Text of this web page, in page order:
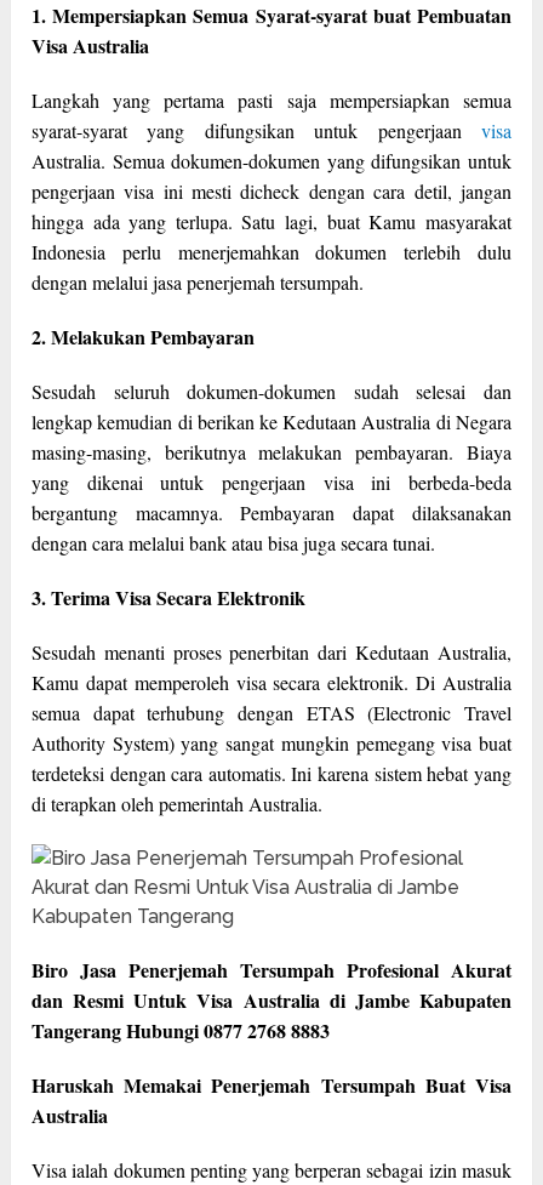
1. Mempersiapkan Semua Syarat-syarat buat Pembuatan
Visa Australia
Langkah yang pertama pasti saja mempersiapkan semua
syarat-syarat yang difungsikan untuk pengerjaan visa
Australia. Semua dokumen-dokumen yang difungsikan untuk
pengerjaan visa ini mesti dicheck dengan cara detil, jangan
hingga ada yang terlupa. Satu lagi, buat Kamu masyarakat
Indonesia perlu menerjemahkan dokumen terlebih dulu
dengan melalui jasa penerjemah tersumpah.
2. Melakukan Pembayaran
Sesudah seluruh dokumen-dokumen sudah selesai dan
lengkap kemudian di berikan ke Kedutaan Australia di Negara
masing-masing, berikutnya melakukan pembayaran. Biaya
yang dikenai untuk pengerjaan visa ini berbeda-beda
bergantung macamnya. Pembayaran dapat dilaksanakan
dengan cara melalui bank atau bisa juga secara tunai.
3. Terima Visa Secara Elektronik
Sesudah menanti proses penerbitan dari Kedutaan Australia,
Kamu dapat memperoleh visa secara elektronik. Di Australia
semua dapat terhubung dengan ETAS (Electronic Travel
Authority System) yang sangat mungkin pemegang visa buat
terdeteksi dengan cara automatis. Ini karena sistem hebat yang
di terapkan oleh pemerintah Australia.
Biro Jasa Penerjemah Tersumpah Profesional Akurat
dan Resmi Untuk Visa Australia di Jambe Kabupaten
Tangerang Hubungi 0877 2768 8883
Haruskah Memakai Penerjemah Tersumpah Buat Visa
Australia
Visa ialah dokumen penting yang berperan sebagai izin masuk